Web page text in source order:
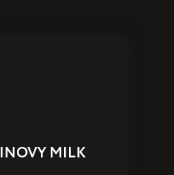
INOVY MILK